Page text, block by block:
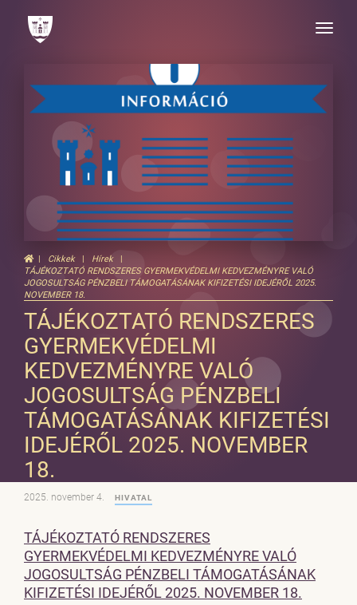
Toggle
Cikkek
Hírek
TÁJÉKOZTATÓ RENDSZERES GYERMEKVÉDELMI KEDVEZMÉNYRE VALÓ
JOGOSULTSÁG PÉNZBELI TÁMOGATÁSÁNAK KIFIZETÉSI IDEJÉRŐL 2025.
NOVEMBER 18.
TÁJÉKOZTATÓ RENDSZERES
GYERMEKVÉDELMI
KEDVEZMÉNYRE VALÓ
JOGOSULTSÁG PÉNZBELI
TÁMOGATÁSÁNAK KIFIZETÉSI
IDEJÉRŐL 2025. NOVEMBER
18.
2025. november 4. HIVATAL
TÁJÉKOZTATÓ RENDSZERES
GYERMEKVÉDELMI KEDVEZMÉNYRE VALÓ
JOGOSULTSÁG PÉNZBELI TÁMOGATÁSÁNAK
KIFIZETÉSI IDEJÉRŐL 2025. NOVEMBER 18.